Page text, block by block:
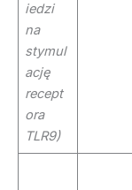
iedzi
na
stymul
ację
recept
ora
TLR9)